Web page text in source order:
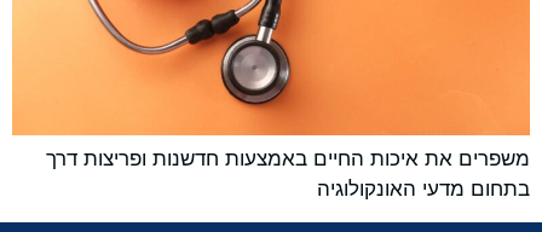
משפרים את איכות החיים באמצעות חדשנות ופריצות דרך
בתחום מדעי האונקולוגיה